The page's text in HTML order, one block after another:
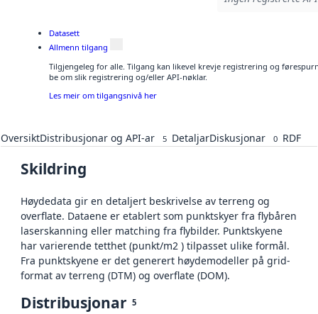
Datasett
Allmenn tilgang
Tilgjengeleg for alle. Tilgang kan likevel krevje registrering og
be om slik registrering og/eller API-nøklar.
Les meir om tilgangsnivå her
OversiktDistribusjonar og API-ar 5 DetaljarDiskusjonar 0 RDF
Skildring
Høydedata gir en detaljert beskrivelse av terreng og
overflate. Dataene er etablert som punktskyer fra flybåren
laserskanning eller matching fra flybilder. Punktskyene
har varierende tetthet (punkt/m2 ) tilpasset ulike formål.
Fra punktskyene er det generert høydemodeller på grid-
format av terreng (DTM) og overflate (DOM).
Distribusjonar 5